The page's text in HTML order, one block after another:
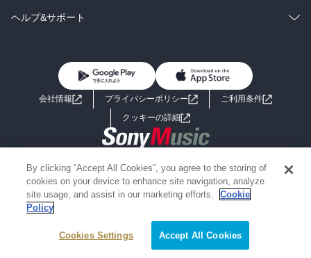
絞り込み条件を変える
BL・TL
雑誌・グラビア
ラノベ
コミック
ライトノベル 男子向けラノベ
小説
海外小説
ミステリー SF
歴史・時代小説
グラビア写真集
ヘルプ&サポート
よくあるご質問 お問い合わせ
会社情報 プライバシーポリシー
ご利用条件
クッキーの詳細
Copyright 2017 - 2026 Sony Music Entertainment(Japan) Inc.
Information on the site is for the Japan domestic market only
powered by
By clicking “Accept All Cookies”, you agree to the storing of
cookies on your device to enhance site navigation, analyze
site usage, and assist in our marketing efforts.
Cookie
Policy
Cookies Settings Accept All Cookies